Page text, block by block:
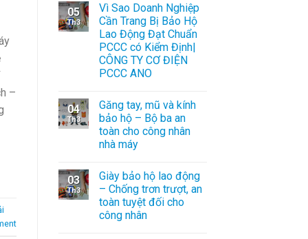
–
05
Th3
Vì Sao Doanh Nghiệp
Cần Trang Bị Bảo Hộ
Lao Động Đạt Chuẩn
PCCC có Kiểm Định|
CÔNG TY CƠ ĐIỆN
PCCC ANO
04
Th3
Găng tay, mũ và kính
bảo hộ – Bộ ba an
toàn cho công nhân
nhà máy
03
Th3
Giày bảo hộ lao động
– Chống trơn trượt, an
toàn tuyệt đối cho
công nhân